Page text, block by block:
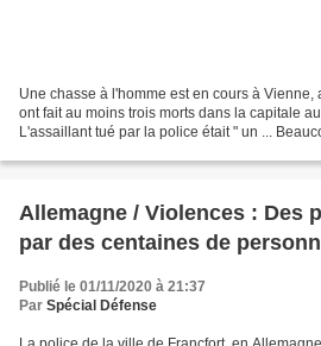
Une chasse à l'homme est en cours à Vienne,
ont fait au moins trois morts dans la capitale
L'assaillant tué par la police était " un ...
Allemagne / Violences : Des
par des centaines de
Publié le 01/11/2020 à 21:37
Par Spécial Défense